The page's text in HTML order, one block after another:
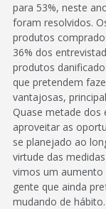
para 53%, neste
foram resolvidos.
produtos
36% dos
produtos
que pretendem
vantajosas,
Quase metade
aproveitar as
se planejado ao
virtude das
vimos um aumento
gente que ainda
mudando de